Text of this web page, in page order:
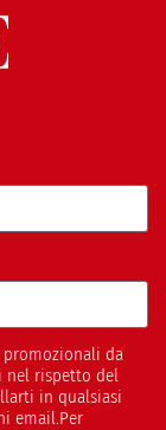
da
nel rispetto del
in qualsiasi
email.Per